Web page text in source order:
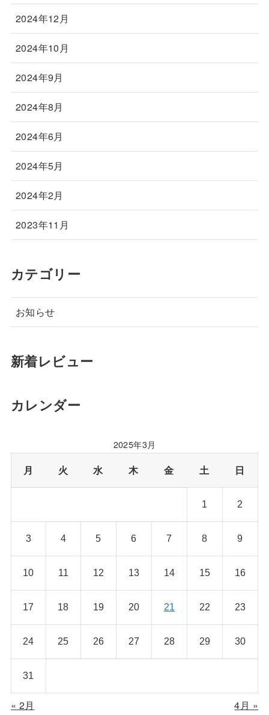
2024年12月
2024年10月
2024年9月
2024年8月
2024年6月
2024年5月
2024年2月
2023年11月
カテゴリー
お知らせ
新着レビュー
カレンダー
2025年3月
月 火 水 木 金 土 日
1 2
3 4 5 6 7 8 9
10 11 12 13 14 15 16
17 18 19 20 21 22 23
24 25 26 27 28 29 30
31
« 2月 4月 »